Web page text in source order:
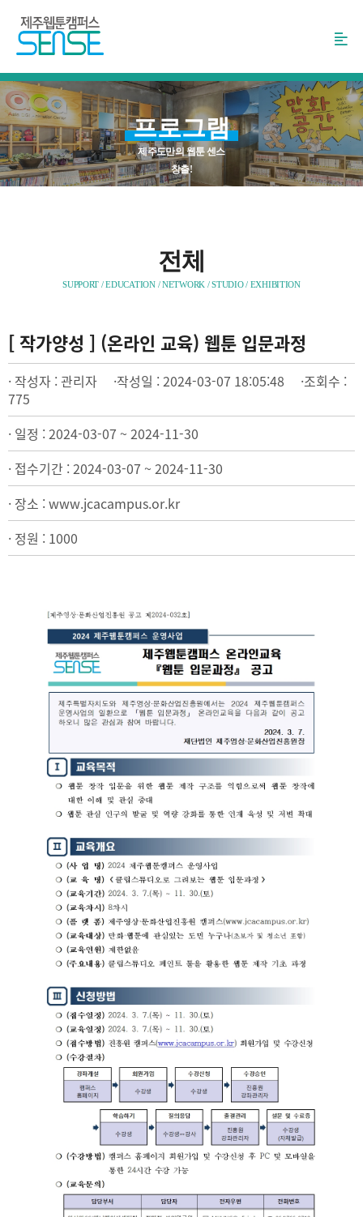
로
가
기
프로그램
제주도만의 웹툰 센스
창출!
전체
SUPPORT / EDUCATION / NETWORK / STUDIO / EXHIBITION
[작가양성 ] (온라인 교육) 웹툰 입문과정
· 작성자 : 관리자 ·작성일 : 2024-03-07 18:05:48 ·조회수 :
775
· 일정 : 2024-03-07 ~ 2024-11-30
· 접수기간 : 2024-03-07 ~ 2024-11-30
· 장소 : www.jcacampus.or.kr
· 정원 : 1000